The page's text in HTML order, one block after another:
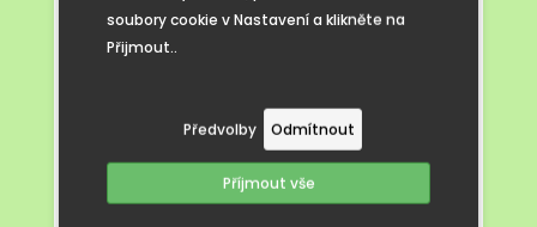
soubory cookie v Nastavení a klikněte na
Přijmout..
Předvolby Odmítnout
Příjmout vše
a dobrodružstvím.